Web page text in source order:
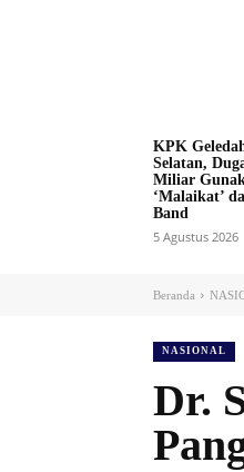
KPK
Selatan,
Miliar
‘Malaikat’
Band
5 Agustus 2026
Beranda
NASIONAL
Dr.